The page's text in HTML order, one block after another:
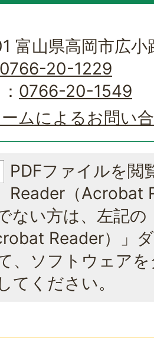
富山県高岡市広
0766-20-1229
0766-20-1549
ムによるお問い
PDFファイルを閲
Reader（Acrobat
ない方は、左記の
Reader）」
、ソフトウェア
てください。